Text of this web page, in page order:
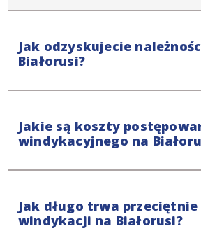
Jak odzyskujecie
Białorusi?
przedsądowego, unikając
windykacja polubowna nie
bieżąco będziemy informować Cię
sprawy.
Jakie są koszty
windykacyjnego na
zasadzie „No Win, No Fee”, w tym
należności na Białorusi. Opłata
Jak długo trwa przeciętnie
windykacji na Białorusi?